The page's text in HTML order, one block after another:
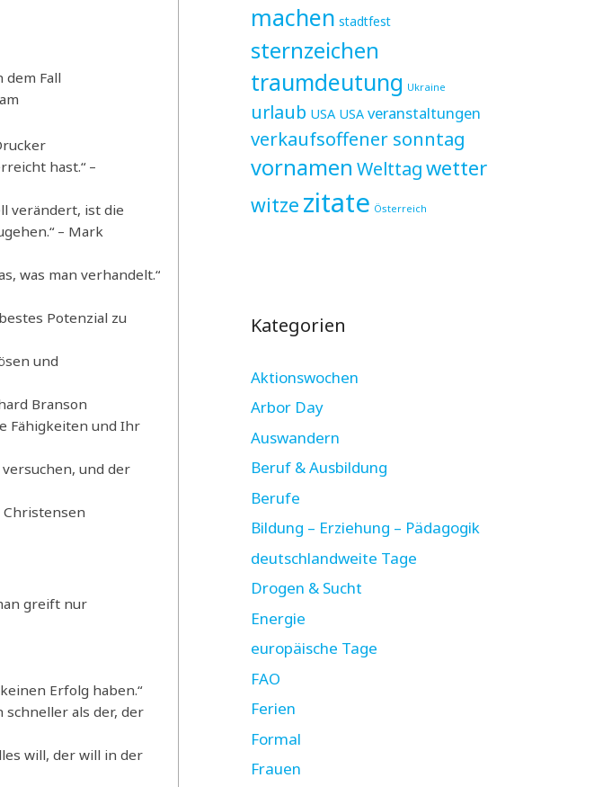
Fall
hast.“ –
verändert, ist die
– Mark
was man verhandelt.“
Potenzial zu
und
Branson
Fähigkeiten und Ihr
und der
Christensen
greift nur
Erfolg haben.“
schneller als der, der
will, der will in der
machen stadtfest
sternzeichen
traumdeutung Ukraine
urlaub USA USA veranstaltungen
verkaufsoffener sonntag
vornamen Welttagwetter
witze zitate Österreich
Kategorien
Aktionswochen
Arbor Day
Auswandern
Beruf & Ausbildung
Berufe
Bildung – Erziehung – Pädagogik
deutschlandweite Tage
Drogen & Sucht
Energie
europäische Tage
FAO
Ferien
Formal
Frauen